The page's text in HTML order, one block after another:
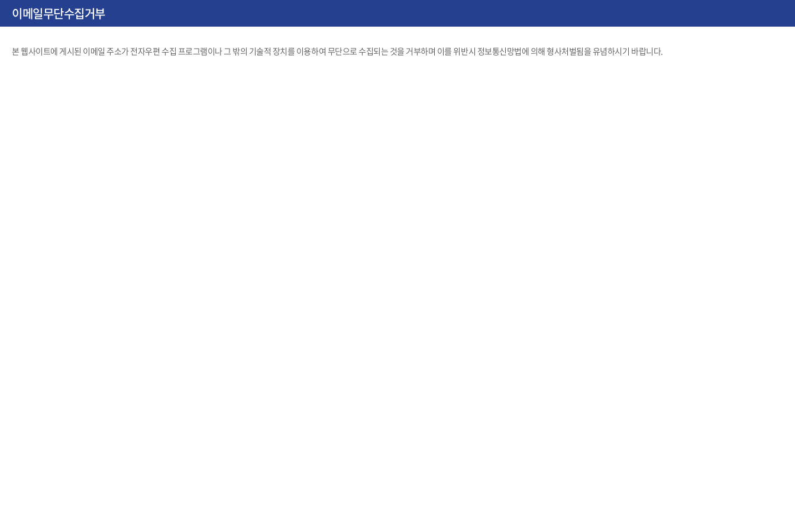
이메일무단수집거부
본 웹사이트에 게시된 이메일 주소가 전자우편 수집 프로그램이나 그 밖의 기술적 장치를 이용하여 무단으로 수집되는 것을 거부하며 이를 위반시 정보통신망법에 의해 형사처벌됨을 유념하시기 바랍니다.